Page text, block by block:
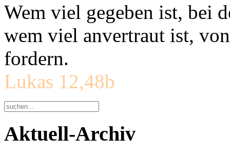
Wem viel gegeben ist, bei
wem viel anvertraut ist,
fordern.
Lukas 12,48b
Aktuell-Archiv